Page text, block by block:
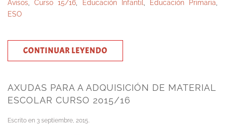
Avisos ,Curso 15/16 Educación Infantil Educación Primaria
ESO
CONTINUAR LEYENDO
AXUDAS PARA A ADQUISICIÓN DE MATERIAL
ESCOLAR CURSO 2015/16
Escrito en 3 septiembre, 2015.